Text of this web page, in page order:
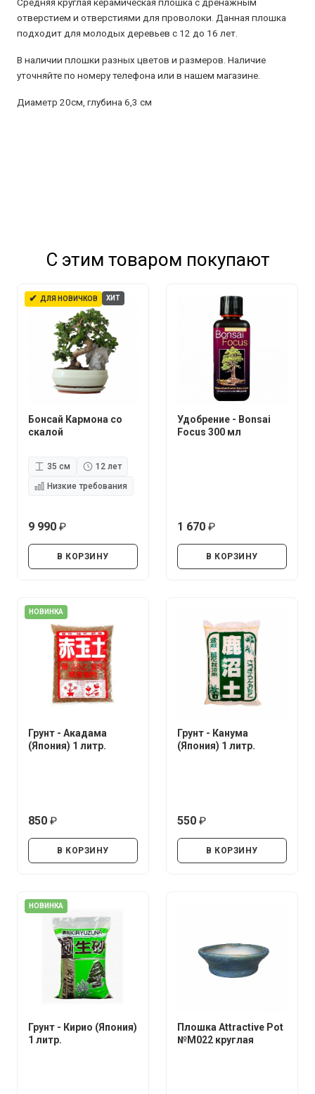
отверстием и отверстиями для проволоки. Данная плошка
подходит для молодых деревьев с 12 до 16 лет.
В наличии плошки разных цветов и размеров. Наличие
уточняйте по номеру телефона или в нашем магазине.
Диаметр 20см, глубина 6,3 см
С этим товаром покупают
✔ ДЛЯ НОВИЧКОВ ХИТ
Бонсай Кармона со
скалой
35 см
12 лет
Низкие требования
9 990
В КОРЗИНУ
Удобрение - Bonsai
Focus 300 мл
1 670
В КОРЗИНУ
НОВИНКА
Грунт - Акадама
(Япония) 1 литр.
850
В КОРЗИНУ
Грунт - Канума
(Япония) 1 литр.
550
В КОРЗИНУ
НОВИНКА
Грунт - Кирио (Япония)
1 литр.
Плошка Attractive Pot
№М022 круглая